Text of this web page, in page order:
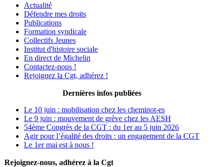
Actualité
Défendre mes droits
Publications
Formation syndicale
Collectifs Jeunes
Institut d'histoire sociale
En direct de Michelin
Contactez-nous !
Rejoignez la Cgt, adhérez !
Dernières infos publiées
Le 10 juin : mobilisation chez les cheminot-es
Le 9 juin : mouvement de grève chez les AESH
54ème Congrès de la CGT : du 1er au 5 juin 2026
Agir pour l’égalité des droits : un engagement de la CGT
Le 1er mai est à nous !
Rejoignez-nous, adhérez à la Cgt